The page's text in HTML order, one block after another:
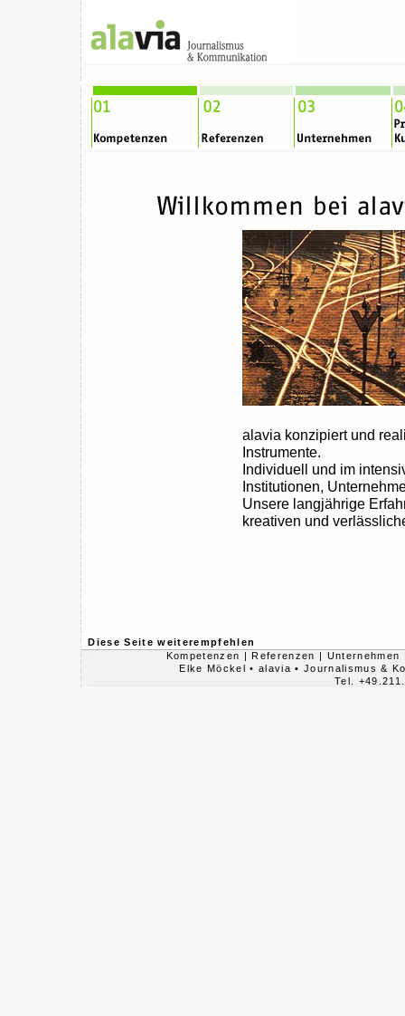
alavia konzipiert und
Instrumente.
Individuell und im
Institutionen,
Unsere langjährige
kreativen und
Diese Seite weiterempfehlen
Kompetenzen | Referenzen | Unternehmen
Elke Möckel • alavia • Journalismus &
Tel.